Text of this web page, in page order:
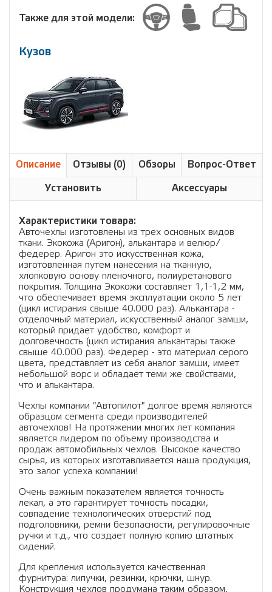
Кузов
Также для этой модели:
Описание Отзывы (0) Обзоры Вопрос-Ответ
Установить Аксессуары
Характеристики товара:
Авточехлы изготовлены из трех основных видов
ткани. Экокожа (Аригон), алькантара и велюр/
федерер. Аригон это искусственная кожа,
изготовленная путем нанесения на тканную,
хлопковую основу пленочного, полиуретанового
покрытия. Толщина Экокожи составляет 1,1-1,2 мм,
что обеспечивает время эксплуатации около 5 лет
(цикл истирания свыше 40.000 раз). Алькантара -
отделочный материал, искусственный аналог замши,
который придает удобство, комфорт и
долговечность (цикл истирания алькантары также
свыше 40.000 раз). Федерер - это материал серого
цвета, представляет из себя аналог замши, имеет
небольшой ворс и обладает теми же свойствами,
что и алькантара.
Чехлы компании "Автопилот" долгое время являются
образцом сегмента среди производителей
авточехлов! На протяжении многих лет компания
является лидером по объему производства и
продаж автомобильных чехлов. Высокое качество
сырья, из которых изготавливается наша продукция,
это залог успеха компании!
Очень важным показателем является точность
лекал, а это гарантирует точность посадки,
совпадение технологических отверстий под
подголовники, ремни безопасности, регулировочные
ручки и т.д., что создает полную копию штатных
сидений.
Для крепления используется качественная
фурнитура: липучки, резинки, крючки, шнур.
Конструкция чехлов продумана таким образом,